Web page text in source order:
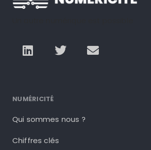
NUMÉRICITÉ
Qui sommes nous ?
Chiffres clés